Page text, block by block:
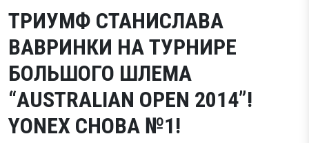
Струни для тенісу
Сумки для ракеток
М’ячі для тенісу
Намотки
Кросівки для бадмінтону
Струни для бадмінтону
Сумки для ракеток
Аксесуари
Аксесуари
Новини
Партнерство
ТРИУМФ СТАНИСЛАВА
ВАВРИНКИ НА ТУРНИРЕ
БОЛЬШОГО ШЛЕМА
“AUSTRALIAN OPEN 2014”!
YONEX СНОВА №1!